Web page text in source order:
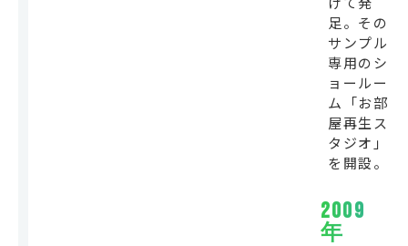
足。その
サンプル
専用のシ
ョールー
ム「お部
屋再生ス
タジオ」
を開設。
2009
年